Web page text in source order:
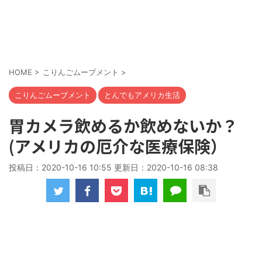
HOME > こりんごムーブメント >
こりんごムーブメント とんでもアメリカ生活
胃カメラ飲めるか飲めないか？
(アメリカの厄介な医療保険）
投稿日：2020-10-16 10:55 更新日： 2020-10-16 08:38